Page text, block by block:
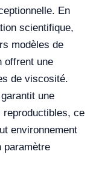
En
scientifique,
modèles de
offrent une
de viscosité.
une
reproductibles, ce
environnement
paramètre